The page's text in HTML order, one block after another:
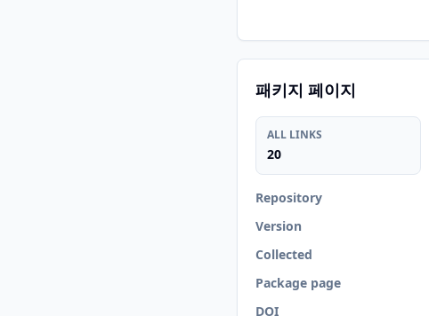
패키지 페이지
ALL LINKS
20
Repository
Version
Collected
Package page
DOI